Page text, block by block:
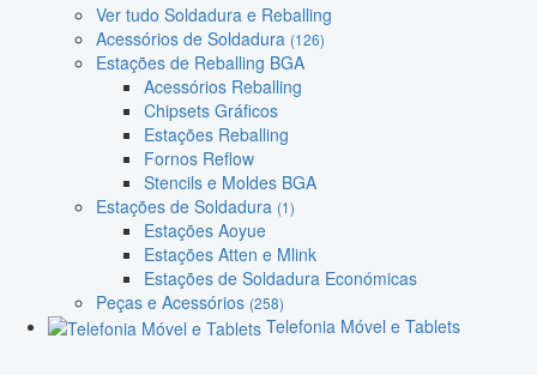
Ver tudo Soldadura e Reballing
Acessórios de Soldadura (126)
Estações de Reballing BGA
Acessórios Reballing
Chipsets Gráficos
Estações Reballing
Fornos Reflow
Stencils e Moldes BGA
Estações de Soldadura (1)
Estações Aoyue
Estações Atten e Mlink
Estações de Soldadura Económicas
Peças e Acessórios (258)
Telefonia Móvel e Tablets